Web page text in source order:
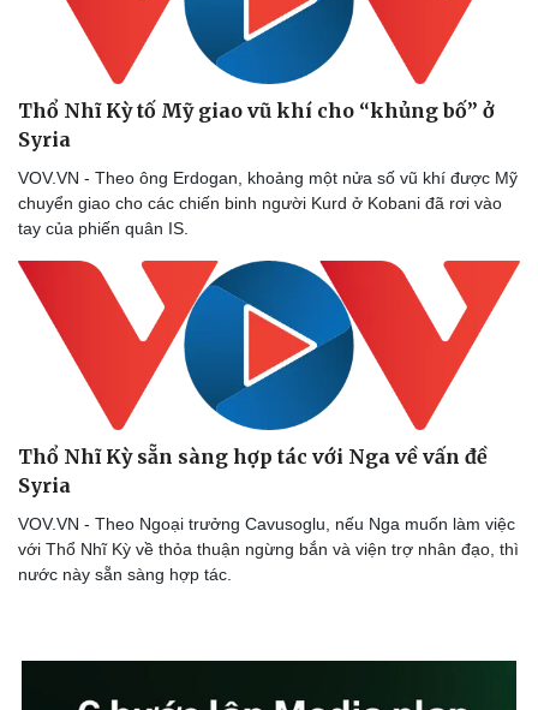
Thổ Nhĩ Kỳ tố Mỹ giao vũ khí cho “khủng bố” ở
Syria
VOV.VN - Theo ông Erdogan, khoảng một nửa số vũ khí được Mỹ
chuyển giao cho các chiến binh người Kurd ở Kobani đã rơi vào
tay của phiến quân IS.
Thổ Nhĩ Kỳ sẵn sàng hợp tác với Nga về vấn đề
Syria
VOV.VN - Theo Ngoại trưởng Cavusoglu, nếu Nga muốn làm việc
với Thổ Nhĩ Kỳ về thỏa thuận ngừng bắn và viện trợ nhân đạo, thì
nước này sẵn sàng hợp tác.